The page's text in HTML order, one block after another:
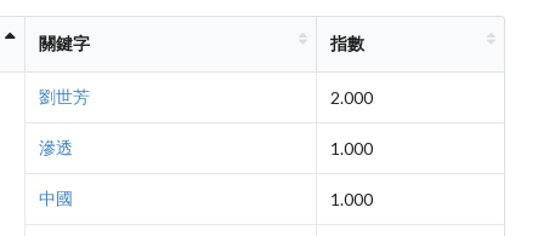
關鍵字 指數
劉世芳 2.000
滲透 1.000
中國 1.000